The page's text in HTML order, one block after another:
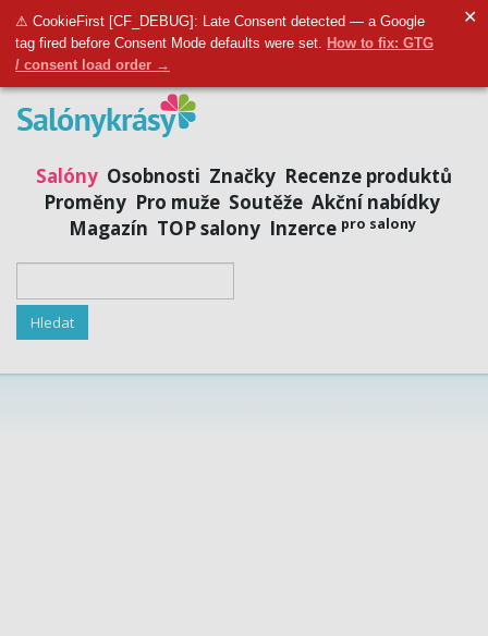
⚠ CookieFirst [CF_DEBUG]: Late Consent detected — a Google
tag fired before Consent Mode defaults were set. How to fix: GTG
/ consent load order →
✕
Přidat salon | Přihlásit se | Registrovat se
Salóny Osobnosti Značky Recenze produktů
Proměny Pro muže Soutěže Akční nabídky
Magazín TOP salony Inzerce pro salony